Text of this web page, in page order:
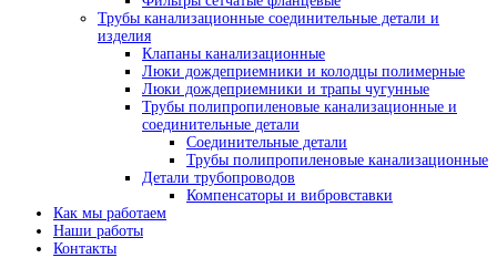
Трубы канализационные соединительные детали и
изделия
Клапаны канализационные
Люки дождеприемники и колодцы полимерные
Люки дождеприемники и трапы чугунные
Трубы полипропиленовые канализационные и
соединительные детали
Соединительные детали
Трубы полипропиленовые канализационные
Детали трубопроводов
Компенсаторы и вибровставки
Как мы работаем
Наши работы
Контакты